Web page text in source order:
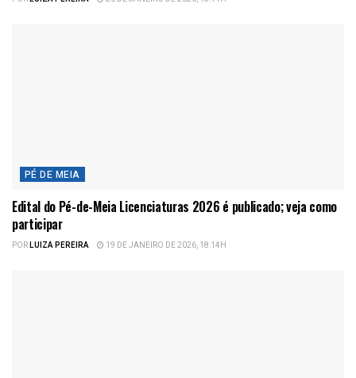
PÉ DE MEIA
Edital do Pé-de-Meia Licenciaturas 2026 é publicado; veja como
participar
PORLUIZA PEREIRA 19 DE JANEIRO DE 2026, 18:14H